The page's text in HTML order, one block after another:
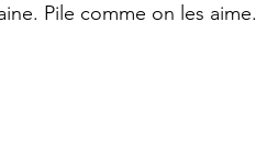
Pile comme on les aime.